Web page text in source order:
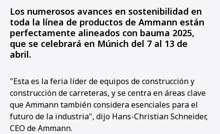
Los numerosos avances en sostenibilidad en
toda la línea de productos de Ammann están
perfectamente alineados con bauma 2025,
que se celebrará en Múnich del 7 al 13 de
abril.
"Esta es la feria líder de equipos de construcción y
construcción de carreteras, y se centra en áreas clave
que Ammann también considera esenciales para el
futuro de la industria", dijo Hans-Christian Schneider,
CEO de Ammann.